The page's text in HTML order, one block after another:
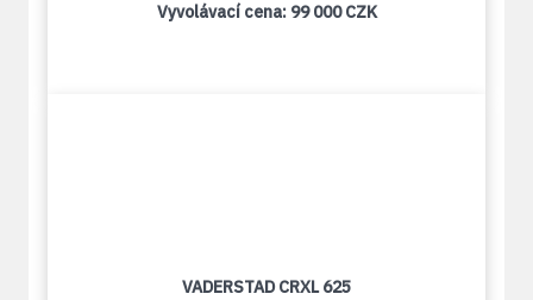
Vyvolávací cena: 99 000 CZK
VADERSTAD CRXL 625